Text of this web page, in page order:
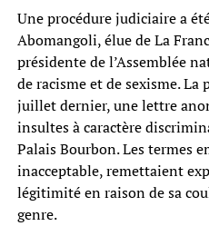
Une procédure judiciaire a
Abomangoli, élue de La
présidente de l’Assemblée
de racisme et de sexisme. La
juillet dernier, une lettre
insultes à caractère
Palais Bourbon. Les termes
inacceptable, remettaient
légitimité en raison de sa
genre.